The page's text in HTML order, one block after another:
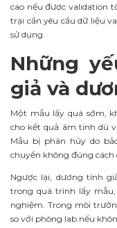
cao nếu được validation
trại cần yêu cầu dữ liệu
sử dụng.
Những
giả và
Một mẫu lấy quá sớm,
cho kết quả âm tính dù
Mẫu bị phân hủy do
chuyển không đúng cách
Ngược lại, dương tính
trong quá trình lấy
nghiệm. Trong môi
so với phòng lab nếu